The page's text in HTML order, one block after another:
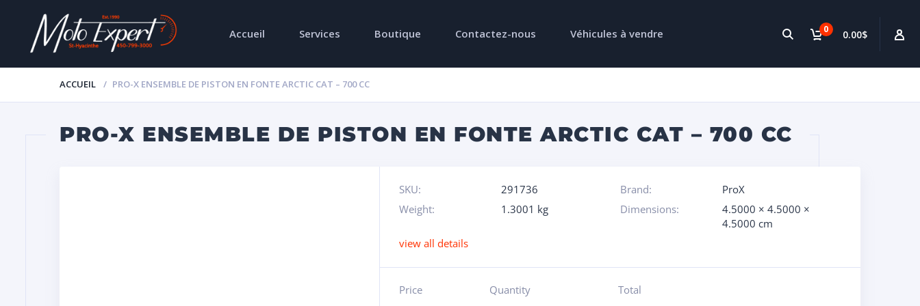
0 0.00$
Accueil Services Boutique Contactez-nous Véhicules à vendre
ACCUEIL PRO-X ENSEMBLE DE PISTON EN FONTE ARCTIC CAT – 700 CC
PRO-X ENSEMBLE DE PISTON EN FONTE ARCTIC CAT – 700 CC
SKU: 291736 Brand:
ProX
Weight:
1.3001 kg Dimensions:
4.5000 × 4.5000 ×
4.5000 cm
view all details
Price Quantity Total